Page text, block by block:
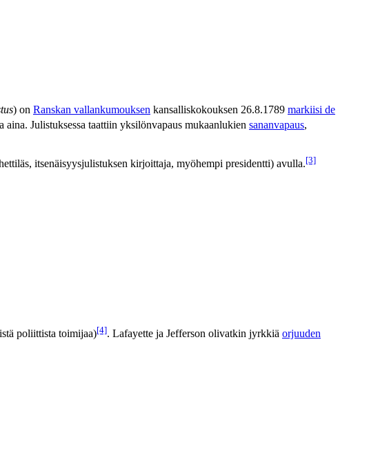
) on Ranskan vallankumouksen kansalliskokouksen 26.8.1789 markiisi de
Julistuksessa taattiin yksilönvapaus mukaanlukien sananvapaus,
itsenäisyysjulistuksen kirjoittaja, myöhempi presidentti) avulla.[3]
poliittista toimijaa)[4]. Lafayette ja Jefferson olivatkin jyrkkiä orjuuden